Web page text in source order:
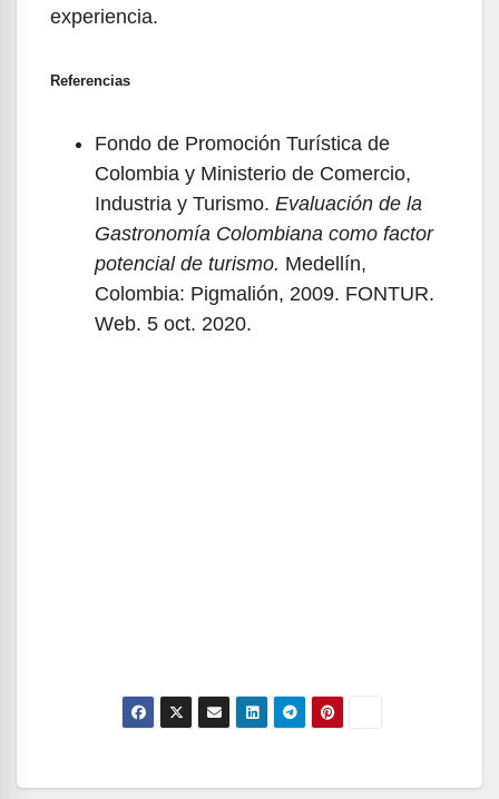
experiencia.
Referencias
Fondo de Promoción Turística de
Colombia y Ministerio de Comercio,
Industria y Turismo. Evaluación de la
Gastronomía Colombiana como factor
potencial de turismo. Medellín,
Colombia: Pigmalión, 2009. FONTUR.
Web. 5 oct. 2020.
Navegación